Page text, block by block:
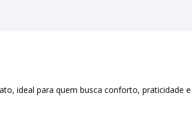
ideal para quem busca conforto, praticidade e